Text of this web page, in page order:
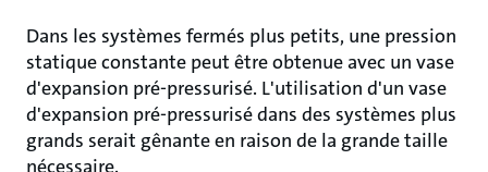
Dans les systèmes fermés plus petits, une pression
statique constante peut être obtenue avec un vase
d'expansion pré-pressurisé. L'utilisation d'un vase
d'expansion pré-pressurisé dans des systèmes plus
grands serait gênante en raison de la grande taille
nécessaire.